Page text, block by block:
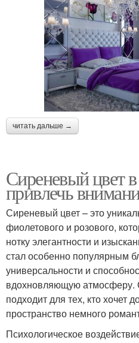
читать дальше →
Сиреневый цвет
привлечь
Сиреневый цвет – это
фиолетового и розового,
нотку элегантности и
стал особенно популярным
универсальности и
вдохновляющую атмосферу.
подходит для тех, кто хочет
пространство немного
Психологическое